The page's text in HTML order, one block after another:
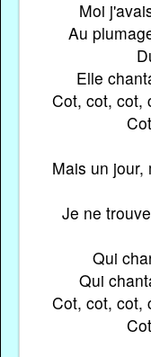
Moi
Au
Elle
Cot, cot, cot,
Mais un jour,
Je ne
Qui
Qui
Cot, cot, cot,